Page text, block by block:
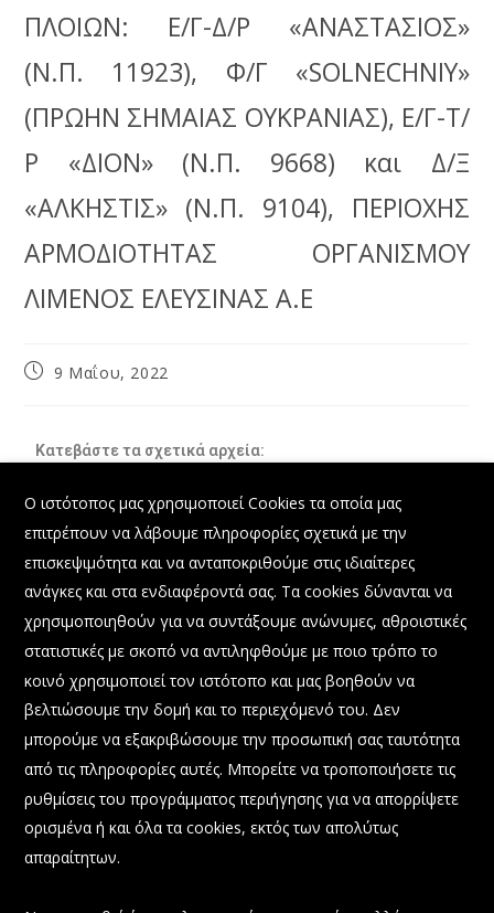
ΠΛΟΙΩΝ: Ε/Γ-Δ/Ρ «ΑΝΑΣΤΑΣΙΟΣ»
(Ν.Π. 11923), Φ/Γ «SOLNECHNIY»
(ΠΡΩΗΝ ΣΗΜΑΙΑΣ ΟΥΚΡΑΝΙΑΣ), Ε/Γ-Τ/
Ρ «ΔΙΟΝ» (Ν.Π. 9668) και Δ/Ξ
«ΑΛΚΗΣΤΙΣ» (Ν.Π. 9104), ΠΕΡΙΟΧΗΣ
ΑΡΜΟΔΙΟΤΗΤΑΣ ΟΡΓΑΝΙΣΜΟΥ
ΛΙΜΕΝΟΣ ΕΛΕΥΣΙΝΑΣ Α.Ε
9 Μαΐου, 2022
Κατεβάστε τα σχετικά αρχεία:
ΔΙΑΚΗΡΥΞΗ 4455 9-5-22_22PROC010513695
Μέγεθος αρχείο: (394 KB)
ΠΕΡΙΛΗΨΗ 4480 9-5-22_9Ω4Φ469ΗΞΔ-ΝΘΤ
Μέγεθος αρχείο: (213 KB)
389η Σ 26-5-2022 ΘΕΜΑ 1ο ΠΑΡΑΤΑΣΗ ΥΠΟΒΟΛΗΣ
ΠΡΟΣΦΟΡΩΝ_22PROC010635543_Ω25Ρ469ΗΞΔ-
Μέγεθος αρχείο: (210 KB)
Ο ιστότοπος μας χρησιμοποιεί Cookies τα οποία μας
επιτρέπουν να λάβουμε πληροφορίες σχετικά με την
επισκεψιμότητα και να ανταποκριθούμε στις ιδιαίτερες
ανάγκες και στα ενδιαφέροντά σας. Τα cookies δύνανται να
χρησιμοποιηθούν για να συντάξουμε ανώνυμες, αθροιστικές
στατιστικές με σκοπό να αντιληφθούμε με ποιο τρόπο το
κοινό χρησιμοποιεί τον ιστότοπο και μας βοηθούν να
βελτιώσουμε την δομή και το περιεχόμενό του. Δεν
μπορούμε να εξακριβώσουμε την προσωπική σας ταυτότητα
από τις πληροφορίες αυτές. Μπορείτε να τροποποιήσετε τις
ρυθμίσεις του προγράμματος περιήγησης για να απορρίψετε
ορισμένα ή και όλα τα cookies, εκτός των απολύτως
απαραίτητων.